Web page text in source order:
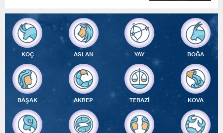
KOÇ ASLAN YAY BOĞA
BAŞAK AKREP TERAZİ KOVA